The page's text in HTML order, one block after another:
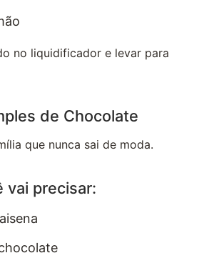
no liquidificador e levar para
de Chocolate
que nunca sai de moda.
vai precisar: